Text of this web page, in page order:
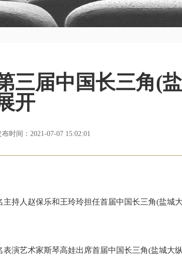
三届中国长三角(
开
布时间：2021-07-07 15:02:01
主持人赵保乐和王玲玲担任首届中国长三角(盐城
表演艺术家斯琴高娃出席首届中国长三角(盐城大